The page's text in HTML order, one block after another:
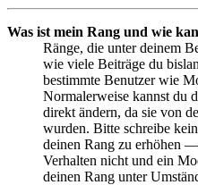
Was ist mein Rang und wie
Ränge, die unter deinem
wie viele Beiträge du
bestimmte Benutzer wie
Normalerweise kannst du
direkt ändern, da sie von
wurden. Bitte schreibe
deinen Rang zu erhöhen
Verhalten nicht und ein
deinen Rang unter